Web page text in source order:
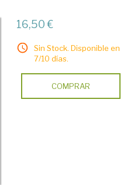
16,50 €
Sin Stock. Disponible en
7/10 días.
COMPRAR